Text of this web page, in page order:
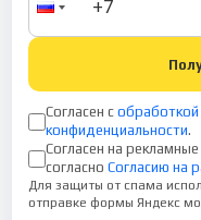
Согласен с
конфиденциальности.
Согласен на
согласно Согласию на
Для защиты от спама
отправке формы Яндекс